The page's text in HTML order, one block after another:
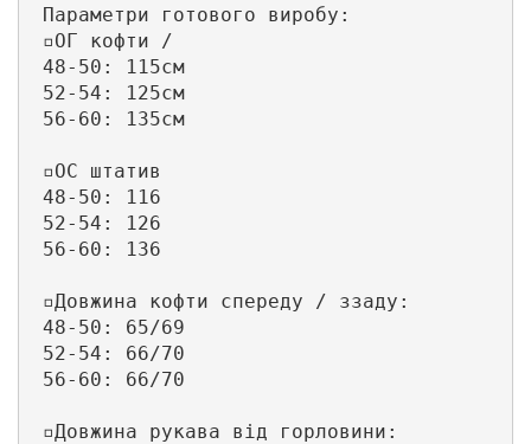
Параметри готового виробу:
▫️ОГ кофти /
48-50: 115см
52-54: 125см
56-60: 135см
▫️ОС штатив
48-50: 116
52-54: 126
56-60: 136
▫️Довжина кофти спереду / ззаду:
48-50: 65/69
52-54: 66/70
56-60: 66/70
▫️Довжина рукава від горловини: